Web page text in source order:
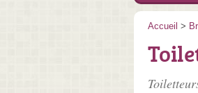
Accueil >